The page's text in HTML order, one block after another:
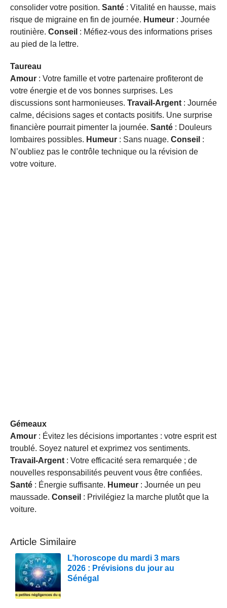
consolider votre position. Santé : Vitalité en hausse, mais
risque de migraine en fin de journée. Humeur : Journée
routinière. Conseil : Méfiez-vous des informations prises
au pied de la lettre.
Taureau
Amour : Votre famille et votre partenaire profiteront de
votre énergie et de vos bonnes surprises. Les
discussions sont harmonieuses. Travail-Argent : Journée
calme, décisions sages et contacts positifs. Une surprise
financière pourrait pimenter la journée. Santé : Douleurs
lombaires possibles. Humeur : Sans nuage. Conseil :
N’oubliez pas le contrôle technique ou la révision de
votre voiture.
Gémeaux
Amour : Évitez les décisions importantes : votre esprit est
troublé. Soyez naturel et exprimez vos sentiments.
Travail-Argent : Votre efficacité sera remarquée ; de
nouvelles responsabilités peuvent vous être confiées.
Santé : Énergie suffisante. Humeur : Journée un peu
maussade. Conseil : Privilégiez la marche plutôt que la
voiture.
Article Similaire
L’horoscope du mardi 3 mars
2026 : Prévisions du jour au
Sénégal